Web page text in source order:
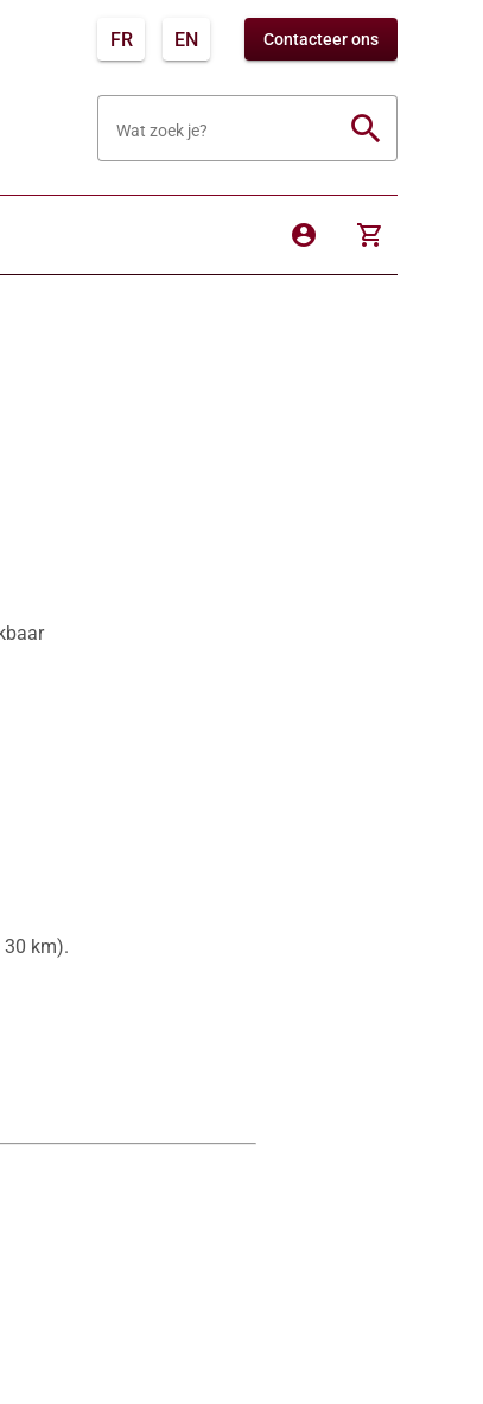
FR EN Contacteer ons
Wat zoek je? search
account_circle shopping_cart
km).